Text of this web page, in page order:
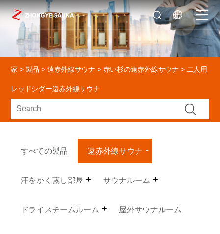
家 > 製品 >遠赤外線サウナ >赤い杉の遠赤外線サウナ > 二人用
レッドシダー遠赤外線サウナ
すべての製品 遠赤外線サウナ
汗をかく蒸し部屋 サウナルーム
ドライスチームルーム 屋外サウナルーム